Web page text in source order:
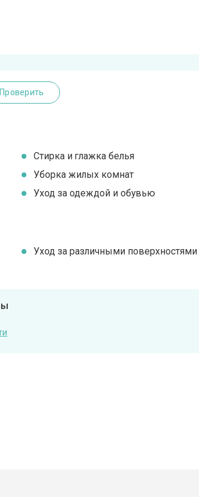
Проверить
Стирка и глажка белья
Уборка жилых комнат
Уход за одеждой и обувью
Уход за различными поверхностями